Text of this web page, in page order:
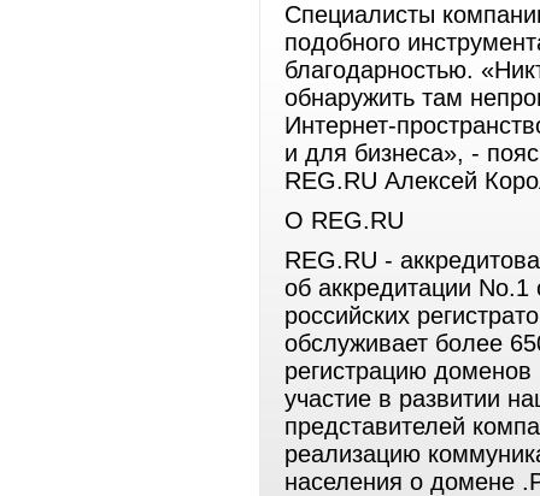
Специалисты
подобного
благодарностью.
обнаружить там
Интернет-
и для бизнеса», -
REG.RU Алексей
О REG.RU
REG.RU -
об аккредитации
российских
обслуживает более
регистрацию доменов
участие в развитии
представителей
реализацию
населения о домене